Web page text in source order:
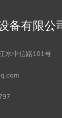
备有限公
水中信路101号